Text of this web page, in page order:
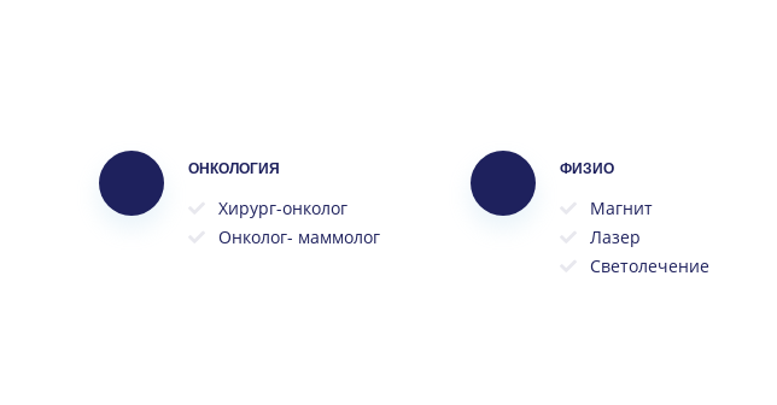
ОНКОЛОГИЯ
Хирург-онколог
Онколог- маммолог
ФИЗИО
Магнит
Лазер
Светолечение